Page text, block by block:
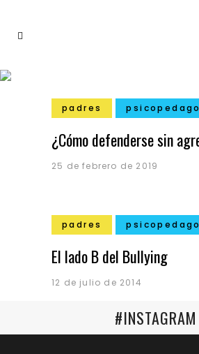
padres
¿Cómo defenderse sin
25 de febrero de 2019
padres
El lado B del Bullying
12 de julio de 2014
#INSTAGRAM